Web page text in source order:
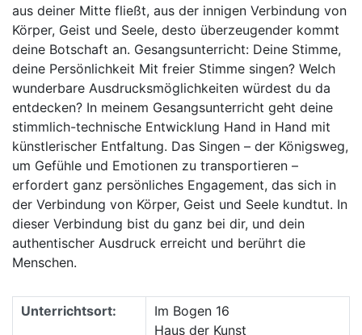
aus deiner Mitte fließt, aus der innigen Verbindung von
Körper, Geist und Seele, desto überzeugender kommt
deine Botschaft an. Gesangsunterricht: Deine Stimme,
deine Persönlichkeit Mit freier Stimme singen? Welch
wunderbare Ausdrucksmöglichkeiten würdest du da
entdecken? In meinem Gesangsunterricht geht deine
stimmlich-technische Entwicklung Hand in Hand mit
künstlerischer Entfaltung. Das Singen – der Königsweg,
um Gefühle und Emotionen zu transportieren –
erfordert ganz persönliches Engagement, das sich in
der Verbindung von Körper, Geist und Seele kundtut. In
dieser Verbindung bist du ganz bei dir, und dein
authentischer Ausdruck erreicht und berührt die
Menschen.
Unterrichtsort:
Im Bogen 16
Haus der Kunst